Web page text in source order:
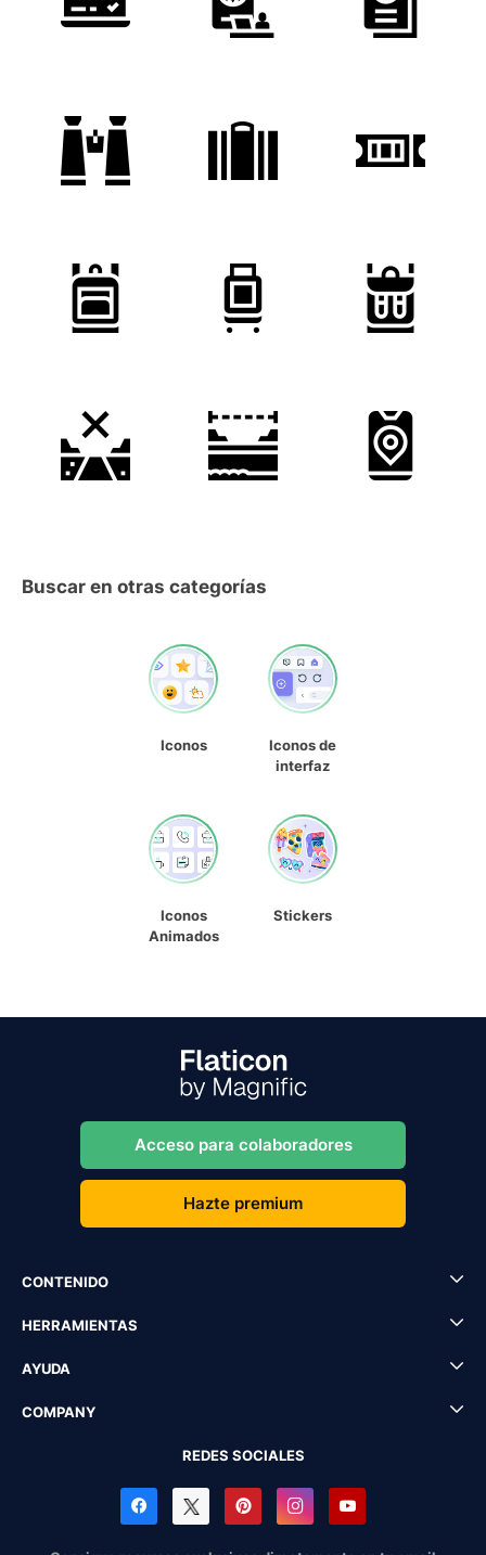
Buscar en otras categorías
Iconos
Iconos de
interfaz
Iconos
Animados
Stickers
Acceso para colaboradores
Hazte premium
CONTENIDO
HERRAMIENTAS
AYUDA
COMPANY
REDES SOCIALES